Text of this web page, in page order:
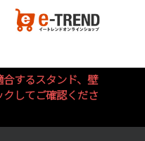
するスタンド、壁
してご確認くださ